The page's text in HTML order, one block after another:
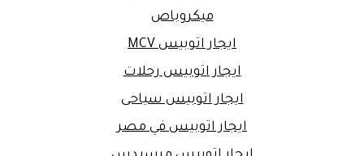
ميكروباص
ايجار اتوبيس MCV
ايجار اتوبيس رحلات
ايجار اتوبيس سياحى
ايجار اتوبيس في مصر